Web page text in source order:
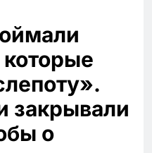
которые
закрывали
о